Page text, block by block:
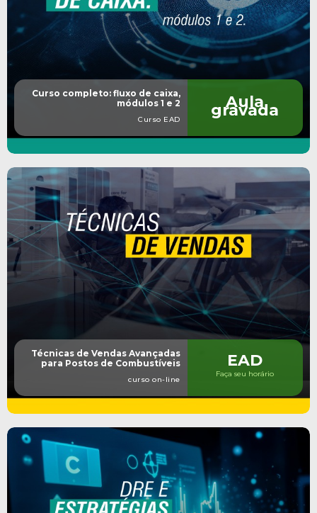
Curso completo: fluxo de caixa,
módulos 1 e 2
Curso EAD
Aula
gravada
Técnicas de Vendas Avançadas
para Postos de Combustíveis
curso on-line
EAD
Faça seu horário